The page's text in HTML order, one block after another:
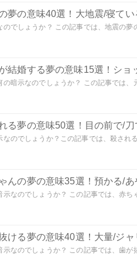
夢の意味40選！大地震/寝て
のでしょうか？ この記事では、地震の夢
結婚する夢の意味15選！ショ
の暗示なのでしょうか？ この記事では、
る夢の意味50選！目の前で/
なのでしょうか？この記事では、殺され
んの夢の意味35選！預かる/
示なのでしょうか？ この記事では、赤ち
ける夢の意味40選！大量/ジ
示なのでしょうか？ この記事では、歯が